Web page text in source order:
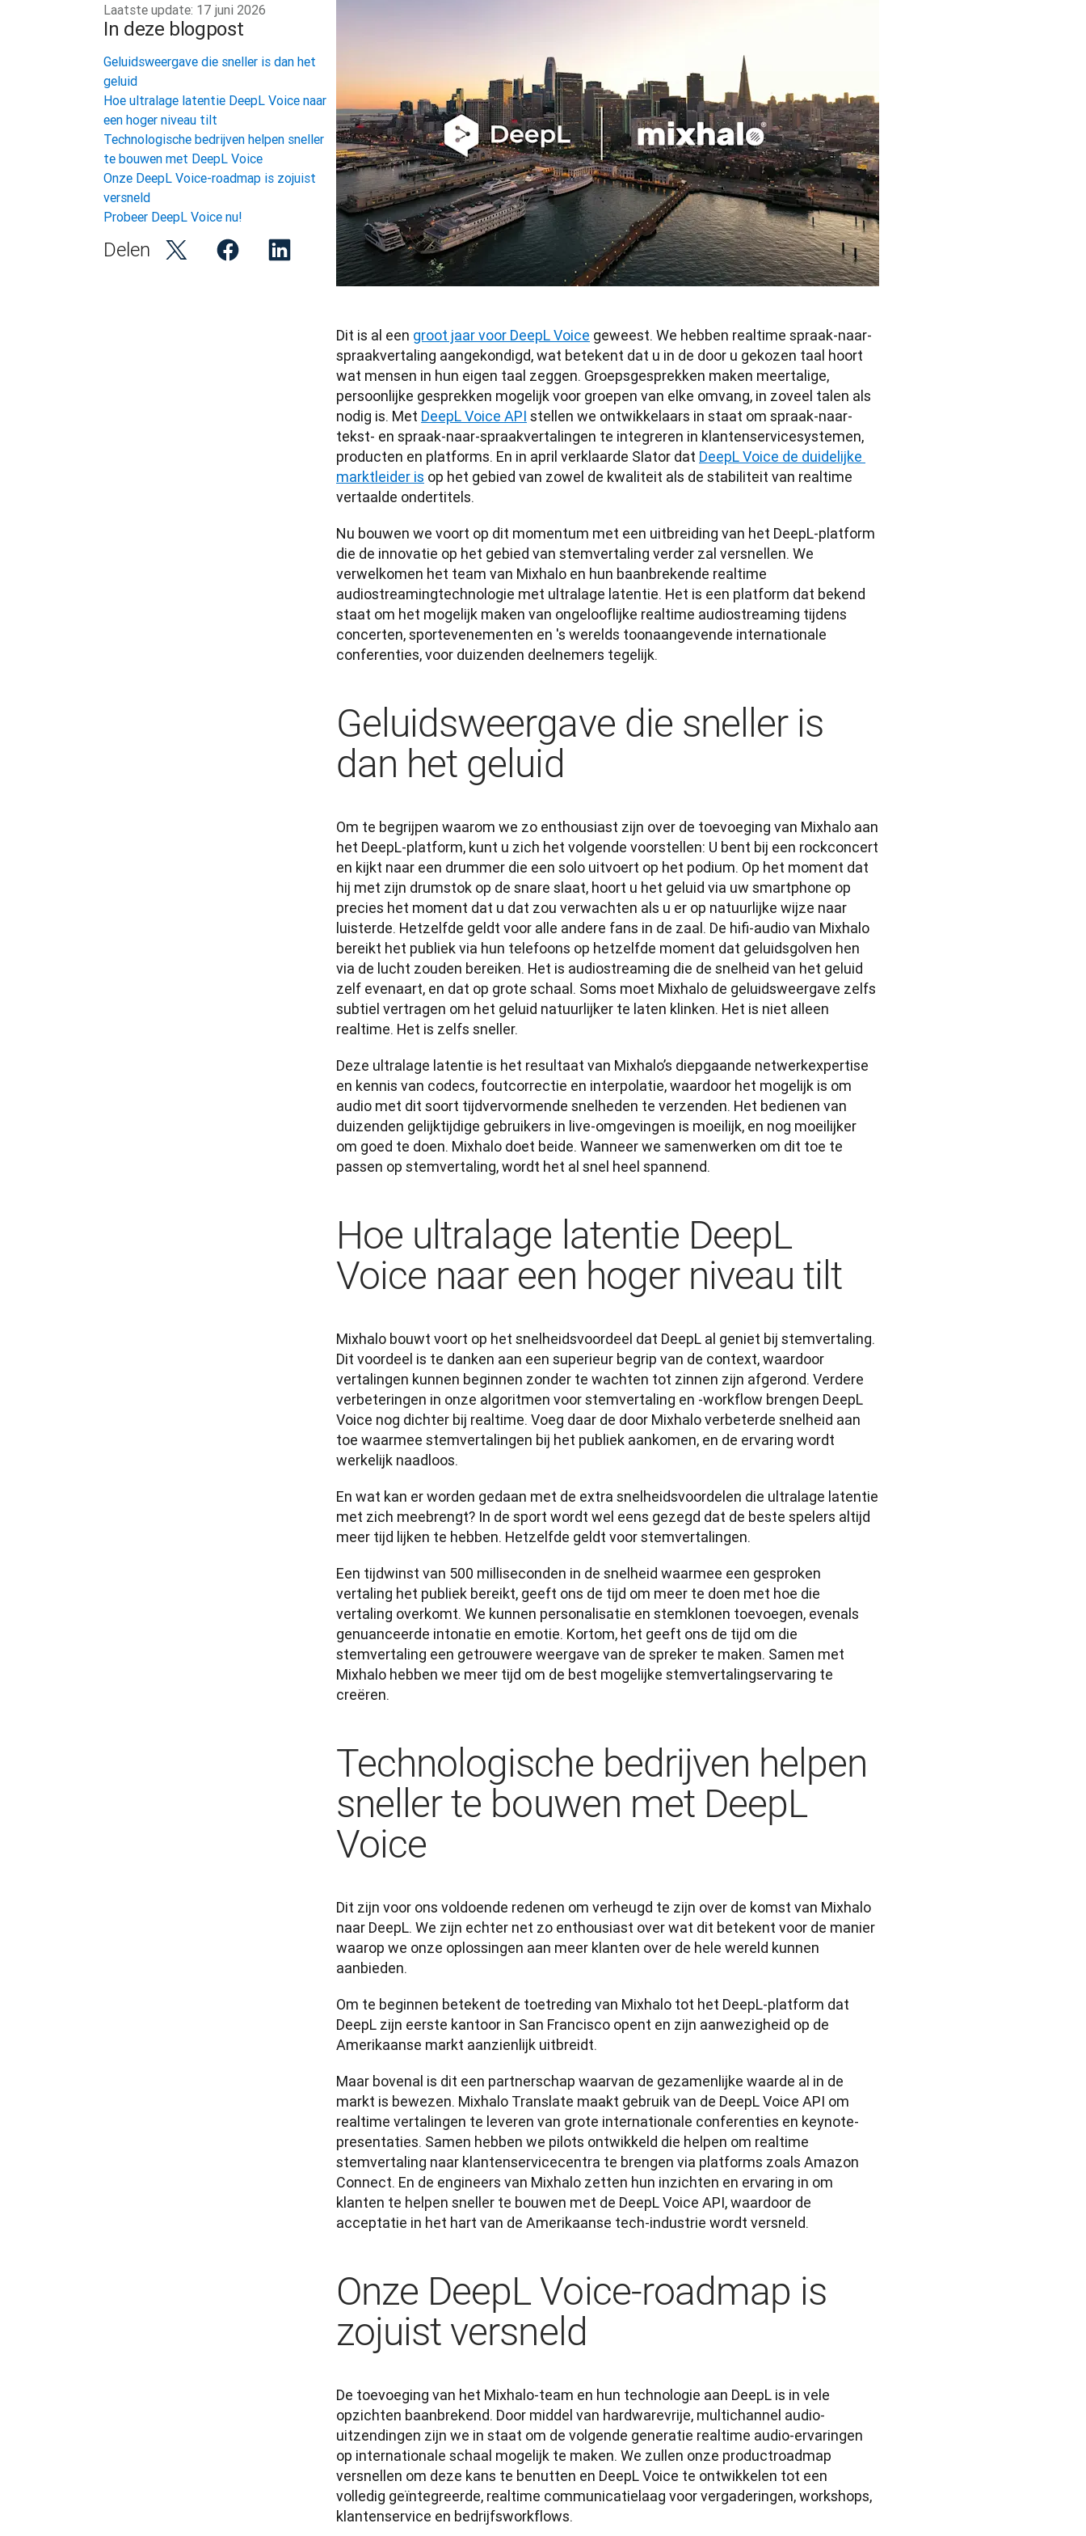
Dit is al een groot jaar voor DeepL Voice geweest. We hebben realtime spraak-naar-
spraakvertaling aangekondigd, wat betekent dat u in de door u gekozen taal hoort
wat mensen in hun eigen taal zeggen. Groepsgesprekken maken meertalige,
persoonlijke gesprekken mogelijk voor groepen van elke omvang, in zoveel talen als
nodig is. Met DeepL Voice API stellen we ontwikkelaars in staat om spraak-naar-
tekst- en spraak-naar-spraakvertalingen te integreren in klantenservicesystemen,
producten en platforms. En in april verklaarde Slator dat DeepL Voice de duidelijke
marktleider is op het gebied van zowel de kwaliteit als de stabiliteit van realtime
vertaalde ondertitels.
Nu bouwen we voort op dit momentum met een uitbreiding van het DeepL-platform
die de innovatie op het gebied van stemvertaling verder zal versnellen. We
verwelkomen het team van Mixhalo en hun baanbrekende realtime
audiostreamingtechnologie met ultralage latentie. Het is een platform dat bekend
staat om het mogelijk maken van ongelooflijke realtime audiostreaming tijdens
concerten, sportevenementen en 's werelds toonaangevende internationale
conferenties, voor duizenden deelnemers tegelijk.
Geluidsweergave die sneller is
dan het geluid
Om te begrijpen waarom we zo enthousiast zijn over de toevoeging van Mixhalo aan
het DeepL-platform, kunt u zich het volgende voorstellen: U bent bij een rockconcert
en kijkt naar een drummer die een solo uitvoert op het podium. Op het moment dat
hij met zijn drumstok op de snare slaat, hoort u het geluid via uw smartphone op
precies het moment dat u dat zou verwachten als u er op natuurlijke wijze naar
luisterde. Hetzelfde geldt voor alle andere fans in de zaal. De hifi-audio van Mixhalo
bereikt het publiek via hun telefoons op hetzelfde moment dat geluidsgolven hen
via de lucht zouden bereiken. Het is audiostreaming die de snelheid van het geluid
zelf evenaart, en dat op grote schaal. Soms moet Mixhalo de geluidsweergave zelfs
subtiel vertragen om het geluid natuurlijker te laten klinken. Het is niet alleen
realtime. Het is zelfs sneller.
Deze ultralage latentie is het resultaat van Mixhalo’s diepgaande netwerkexpertise
en kennis van codecs, foutcorrectie en interpolatie, waardoor het mogelijk is om
audio met dit soort tijdvervormende snelheden te verzenden. Het bedienen van
duizenden gelijktijdige gebruikers in live-omgevingen is moeilijk, en nog moeilijker
om goed te doen. Mixhalo doet beide. Wanneer we samenwerken om dit toe te
passen op stemvertaling, wordt het al snel heel spannend.
Hoe ultralage latentie DeepL
Voice naar een hoger niveau tilt
Mixhalo bouwt voort op het snelheidsvoordeel dat DeepL al geniet bij stemvertaling.
Dit voordeel is te danken aan een superieur begrip van de context, waardoor
vertalingen kunnen beginnen zonder te wachten tot zinnen zijn afgerond. Verdere
verbeteringen in onze algoritmen voor stemvertaling en -workflow brengen DeepL
Voice nog dichter bij realtime. Voeg daar de door Mixhalo verbeterde snelheid aan
toe waarmee stemvertalingen bij het publiek aankomen, en de ervaring wordt
werkelijk naadloos.
En wat kan er worden gedaan met de extra snelheidsvoordelen die ultralage latentie
met zich meebrengt? In de sport wordt wel eens gezegd dat de beste spelers altijd
meer tijd lijken te hebben. Hetzelfde geldt voor stemvertalingen.
Een tijdwinst van 500 milliseconden in de snelheid waarmee een gesproken
vertaling het publiek bereikt, geeft ons de tijd om meer te doen met hoe die
vertaling overkomt. We kunnen personalisatie en stemklonen toevoegen, evenals
genuanceerde intonatie en emotie. Kortom, het geeft ons de tijd om die
stemvertaling een getrouwere weergave van de spreker te maken. Samen met
Mixhalo hebben we meer tijd om de best mogelijke stemvertalingservaring te
creëren.
Technologische bedrijven helpen
sneller te bouwen met DeepL
Voice
Dit zijn voor ons voldoende redenen om verheugd te zijn over de komst van Mixhalo
naar DeepL. We zijn echter net zo enthousiast over wat dit betekent voor de manier
waarop we onze oplossingen aan meer klanten over de hele wereld kunnen
aanbieden.
Om te beginnen betekent de toetreding van Mixhalo tot het DeepL-platform dat
DeepL zijn eerste kantoor in San Francisco opent en zijn aanwezigheid op de
Amerikaanse markt aanzienlijk uitbreidt.
Maar bovenal is dit een partnerschap waarvan de gezamenlijke waarde al in de
markt is bewezen. Mixhalo Translate maakt gebruik van de DeepL Voice API om
realtime vertalingen te leveren van grote internationale conferenties en keynote-
presentaties. Samen hebben we pilots ontwikkeld die helpen om realtime
stemvertaling naar klantenservicecentra te brengen via platforms zoals Amazon
Connect. En de engineers van Mixhalo zetten hun inzichten en ervaring in om
klanten te helpen sneller te bouwen met de DeepL Voice API, waardoor de
acceptatie in het hart van de Amerikaanse tech-industrie wordt versneld.
Onze DeepL Voice-roadmap is
zojuist versneld
De toevoeging van het Mixhalo-team en hun technologie aan DeepL is in vele
opzichten baanbrekend. Door middel van hardwarevrije, multichannel audio-
uitzendingen zijn we in staat om de volgende generatie realtime audio-ervaringen
op internationale schaal mogelijk te maken. We zullen onze productroadmap
versnellen om deze kans te benutten en DeepL Voice te ontwikkelen tot een
volledig geïntegreerde, realtime communicatielaag voor vergaderingen, workshops,
klantenservice en bedrijfsworkflows.
Laatste update: 17 juni 2026
In deze blogpost
Geluidsweergave die sneller is dan het
geluid
Hoe ultralage latentie DeepL Voice naar
een hoger niveau tilt
Technologische bedrijven helpen sneller
te bouwen met DeepL Voice
Onze DeepL Voice-roadmap is zojuist
versneld
Probeer DeepL Voice nu!
Delen